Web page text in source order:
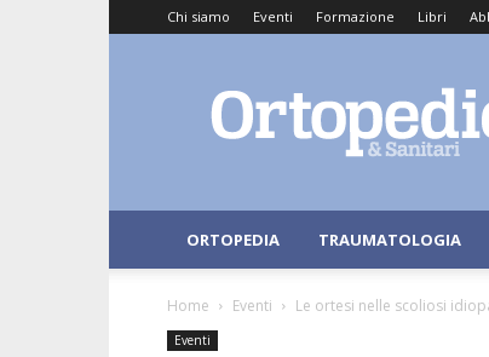
Chi siamo Eventi Formazione Libri
e
Sanitari
ORTOPEDIA TRAUMATOLOGIA
Home Eventi Le ortesi nelle scoliosi
Eventi